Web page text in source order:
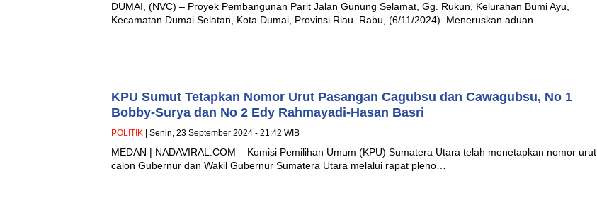
DUMAI, (NVC) – Proyek Pembangunan Parit Jalan Gunung Selamat, Gg. Rukun, Kelurahan Bumi Ayu,
Kecamatan Dumai Selatan, Kota Dumai, Provinsi Riau. Rabu, (6/11/2024). Meneruskan aduan…
KPU Sumut Tetapkan Nomor Urut Pasangan Cagubsu dan Cawagubsu, No 1
Bobby-Surya dan No 2 Edy Rahmayadi-Hasan Basri
POLITIK | Senin, 23 September 2024 - 21:42 WIB
MEDAN | NADAVIRAL.COM – Komisi Pemilihan Umum (KPU) Sumatera Utara telah menetapkan nomor urut
calon Gubernur dan Wakil Gubernur Sumatera Utara melalui rapat pleno…